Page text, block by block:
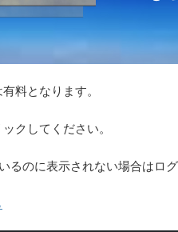
料となります。
クしてください。
るのに表示されない場合はログ